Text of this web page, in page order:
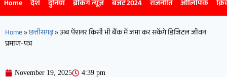
Home देश दुनिया ब्रेकिंग न्यूज़ बजट 2024 राजनीति ओलिंपिक
Home»छत्तीसगढ़»अब पेंशनर किसी भी बैंक में जमा कर सकेंगे डिजिटल जीवन
प्रमाण-पत्र
November 19, 2025 4:39 pm